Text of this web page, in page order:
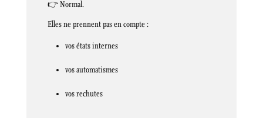
👉 Normal.
Elles ne prennent pas en compte :
vos états internes
vos automatismes
vos rechutes